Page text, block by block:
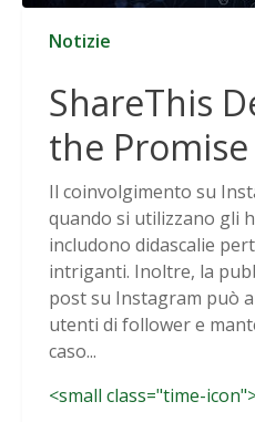
Notizie
ShareThis
the
Cookieless
Solutions
Il coinvolgimento su
quando si utilizzano gli
includono didascalie
intriganti. Inoltre, la
post su Instagram può
utenti di follower e
caso...
<small class="time-